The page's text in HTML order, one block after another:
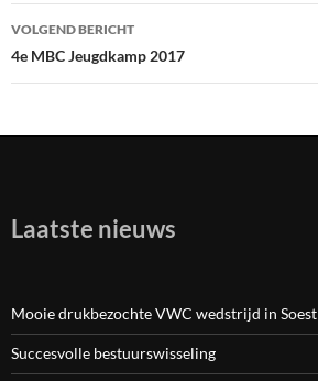
navigatie
VOLGEND BERICHT
4e MBC Jeugdkamp 2017
Laatste nieuws
Mooie drukbezochte VWC wedstrijd in Soest
Succesvolle bestuurswisseling